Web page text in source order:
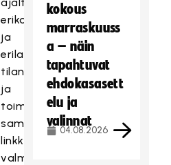
erikoistilanteista
ja
erilaisista
tilanteista
ja
toimimaan
samalla
linkkinä
valmennuksen
kokous
marraskuuss
a – näin
tapahtuvat
ehdokasasett
elu ja
valinnat
04.08.2026